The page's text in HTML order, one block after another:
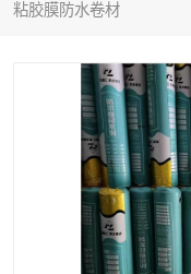
粘胶膜防水卷材